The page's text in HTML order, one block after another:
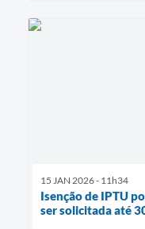
15 JAN 2026 - 11h34
Isenção de IPTU
ser solicitada até